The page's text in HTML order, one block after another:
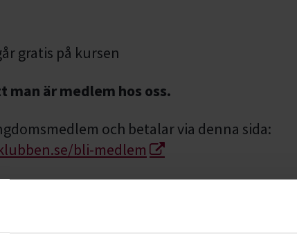
gratis på kursen
man är medlem hos oss.
och betalar via denna sida:
bli-medlem
tas med första gången.
och faktura på kursavgift mailas ut av